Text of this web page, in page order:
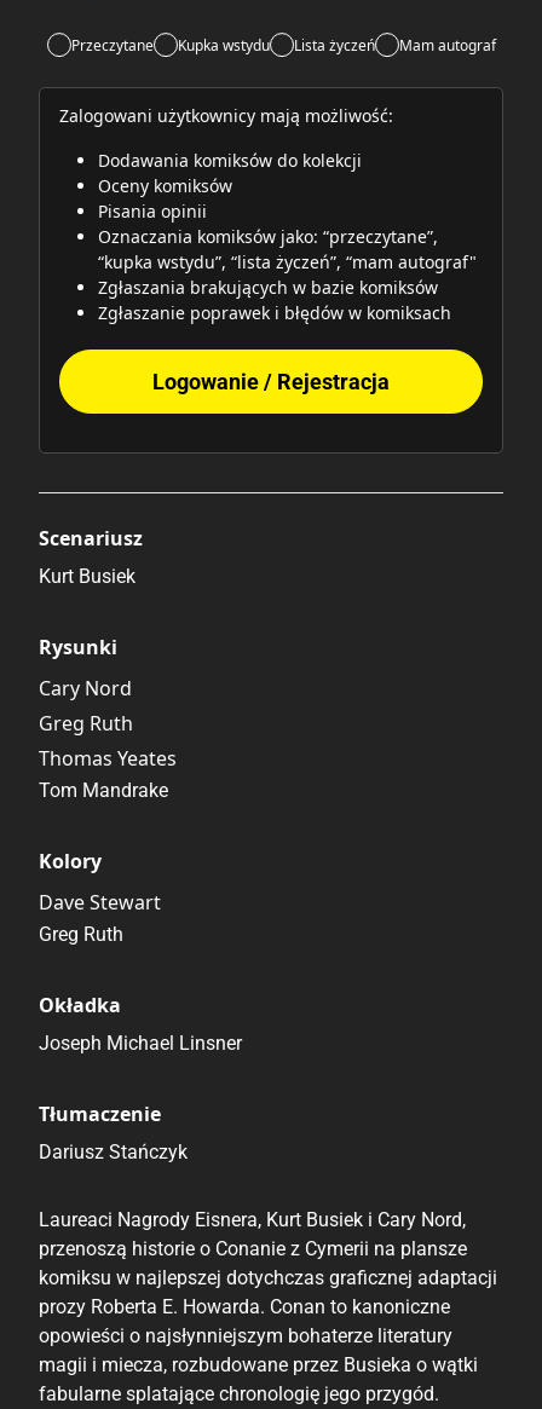
Przeczytane Kupka wstydu Lista życzeń Mam autograf
Zalogowani użytkownicy mają możliwość:
Dodawania komiksów do kolekcji
Oceny komiksów
Pisania opinii
Oznaczania komiksów jako: “przeczytane”,
“kupka wstydu”, “lista życzeń”, “mam autograf"
Zgłaszania brakujących w bazie komiksów
Zgłaszanie poprawek i błędów w komiksach
Logowanie / Rejestracja
Scenariusz
Kurt Busiek
Rysunki
Cary Nord
Greg Ruth
Thomas Yeates
Tom Mandrake
Kolory
Dave Stewart
Greg Ruth
Okładka
Joseph Michael Linsner
Tłumaczenie
Dariusz Stańczyk
Laureaci Nagrody Eisnera, Kurt Busiek i Cary Nord,
przenoszą historie o Conanie z Cymerii na plansze
komiksu w najlepszej dotychczas graficznej adaptacji
prozy Roberta E. Howarda. Conan to kanoniczne
opowieści o najsłynniejszym bohaterze literatury
magii i miecza, rozbudowane przez Busieka o wątki
fabularne splatające chronologię jego przygód.